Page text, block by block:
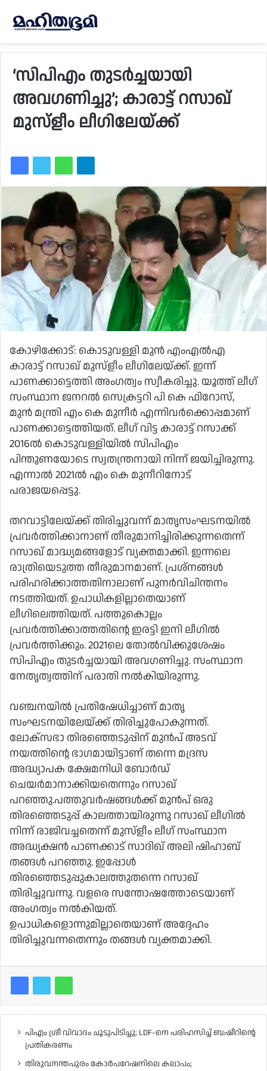
‘സിപിഎം തുടർച്ചയായി
അവഗണിച്ചു’; കാരാട്ട് റസാഖ്
മുസ്ളീം ലീഗിലേയ്ക്ക്
കോഴിക്കോട്: കൊടുവള്ളി മുൻ എംഎൽഎ
കാരാട്ട് റസാഖ് മുസ്ളീം ലീഗിലേയ്ക്ക്. ഇന്ന്
പാണക്കാട്ടെത്തി അംഗത്വം സ്വീകരിച്ചു. യൂത്ത് ലീഗ്
സംസ്ഥാന ജനറൽ സെക്രട്ടറി പി കെ ഫിറോസ്,
മുൻ മന്ത്രി എം കെ മുനീർ എന്നിവർക്കൊപ്പമാണ്
പാണക്കാട്ടെത്തിയത്. ലീഗ് വിട്ട കാരാട്ട് റസാക്ക്
2016ൽ കൊടുവള്ളിയിൽ സിപിഎം
പിന്തുണയോടെ സ്വതന്ത്രനായി നിന്ന് ജയിച്ചിരുന്നു.
എന്നാൽ 2021ൽ എം കെ മുനീറിനോട്
പരാജയപ്പെട്ടു.
തറവാട്ടിലേയ്ക്ക് തിരിച്ചുവന്ന് മാതൃസംഘടനയിൽ
പ്രവർത്തിക്കാനാണ് തീരുമാനിച്ചിരിക്കുന്നതെന്ന്
റസാഖ് മാദ്ധ്യമങ്ങളോട് വ്യക്തമാക്കി. ഇന്നലെ
രാത്രിയെടുത്ത തീരുമാനമാണ്. പ്രശ്‌നങ്ങൾ
പരിഹരിക്കാത്തതിനാലാണ് പുനർവിചിന്തനം
നടത്തിയത്. ഉപാധികളില്ലാതെയാണ്
ലീഗിലെത്തിയത്. പത്തുകൊല്ലം
പ്രവർത്തിക്കാത്തതിന്റെ ഇരട്ടി ഇനി ലീഗിൽ
പ്രവർത്തിക്കും. 2021ലെ തോൽവിക്കുശേഷം
സിപിഎം തുടർച്ചയായി അവഗണിച്ചു. സംസ്ഥാന
നേതൃത്വത്തിന് പരാതി നൽകിയിരുന്നു.
വഞ്ചനയിൽ പ്രതിഷേധിച്ചാണ് മാതൃ
സംഘടനയിലേയ്ക്ക് തിരിച്ചുപോകുന്നത്.
ലോക്‌സഭാ തിരഞ്ഞെടുപ്പിന് മുൻപ് അടവ്
നയത്തിന്റെ ഭാഗമായിട്ടാണ് തന്നെ മദ്രസ
അദ്ധ്യാപക ക്ഷേമനിധി ബോർഡ്
ചെയർമാനാക്കിയതെന്നും റസാഖ്
പറഞ്ഞു.പത്തുവർഷങ്ങൾക്ക് മുൻപ് ഒരു
തിരഞ്ഞെടുപ്പ് കാലത്തായിരുന്നു റസാഖ് ലീഗിൽ
നിന്ന് രാജിവച്ചതെന്ന് മുസ്ളീം ലീഗ് സംസ്ഥാന
അദ്ധ്യക്ഷൻ പാണക്കാട് സാദിഖ് അലി ഷിഹാബ്
തങ്ങൾ പറഞ്ഞു. ഇപ്പോൾ
തിരഞ്ഞെടുപ്പുകാലത്തുതന്നെ റസാഖ്
തിരിച്ചുവന്നു. വളരെ സന്തോഷത്തോടെയാണ്
അംഗത്വം നൽകിയത്.
ഉപാധികളൊന്നുമില്ലാതെയാണ് അദ്ദേഹം
തിരിച്ചുവന്നതെന്നും തങ്ങൾ വ്യക്തമാക്കി.
പിഎം ശ്രീ വിവാദം ചൂടുപിടിച്ചു; LDF-നെ പരിഹസിച്ച് ബഷീറിന്റെ
പ്രതികരണം
തിരുവനന്തപുരം കോർപറേഷനിലെ കലാപം;